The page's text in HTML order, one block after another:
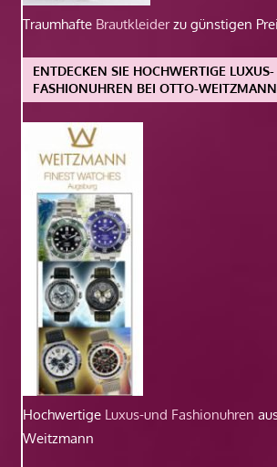
Traumhafte Brautkleiderzu günstigen
ENTDECKEN SIE HOCHWERTIGE
FASHIONUHREN BEI OTTO-WEITZMANN
Hochwertige Luxus-und Fashionuhren
Weitzmann